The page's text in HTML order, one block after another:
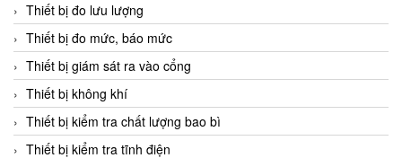
Thiết bị đo lưu lượng
Thiết bị đo mức, báo mức
Thiết bị giám sát ra vào cổng
Thiết bị không khí
Thiết bị kiểm tra chất lượng bao bì
Thiết bị kiểm tra tĩnh điện